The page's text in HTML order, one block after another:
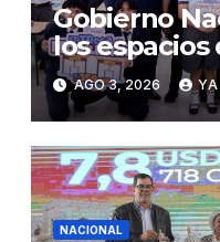
Gobierno
los
con la
escolar en
AGO 3, 2026
NACIONAL